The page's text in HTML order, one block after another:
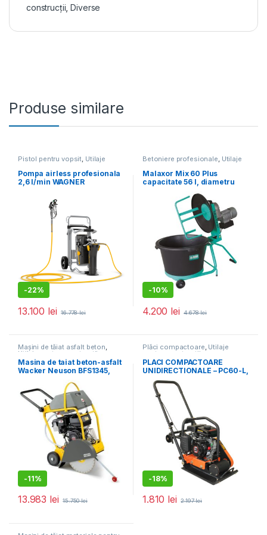
construcții ,Diverse
Produse similare
Pistol pentru vopsit, Utilaje
pentru construcții
Pompa airless profesionala
2,6 l/min WAGNER
Spraypack
-22%
13.100 lei 16.778lei
Betoniere profesionale, Utilaje
pentru construcții
Malaxor Mix 60 Plus
capacitate 56 l, diametru
-10%
4.200 lei 4.678lei
Mașini de tăiat asfalt beton,
Utilaje pentru construcții
Masina de taiat beton-asfalt
Wacker Neuson BFS1345,
-11%
13.983 lei 15.750lei
Plăci compactoare, Utilaje
pentru construcții
PLACI COMPACTOARE
UNIDIRECTIONALE – PC60-L,
8.2 kN, motor Loncin,
benzina 1.63 cp, greutate 54
-18%
1.810 lei 2.197lei